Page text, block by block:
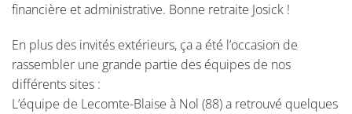
financière et administrative. Bonne retraite Josick !
En plus des invités extérieurs, ça a été l’occasion de
rassembler une grande partie des équipes de nos
différents sites :
L’équipe de Lecomte-Blaise à Nol (88) a retrouvé quelques